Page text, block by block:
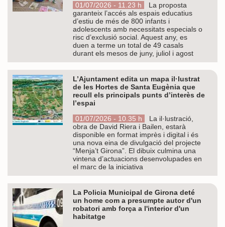
01/07/2026 - 11.23 h
La proposta
garanteix l’accés als espais educatius
d’estiu de més de 800 infants i
adolescents amb necessitats especials o
risc d’exclusió social. Aquest any, es
duen a terme un total de 49 casals
durant els mesos de juny, juliol i agost
L’Ajuntament edita un mapa il·lustrat
de les Hortes de Santa Eugènia que
recull els principals punts d’interès de
l’espai
01/07/2026 - 10.35 h
La il·lustració,
obra de David Riera i Bailen, estarà
disponible en format imprès i digital i és
una nova eina de divulgació del projecte
“Menja’t Girona”. El dibuix culmina una
vintena d’actuacions desenvolupades en
el marc de la iniciativa
La Policia Municipal de Girona deté
un home com a presumpte autor d'un
robatori amb força a l'interior d'un
habitatge